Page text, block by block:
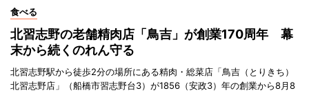
食べる
北習志野の老舗精肉店「鳥吉」が創業170周年 幕
末から続くのれん守る
北習志野駅から徒歩2分の場所にある精肉・総菜店「鳥吉（とりきち）
北習志野店」（船橋市習志野台3）が1856（安政3）年の創業から8月8